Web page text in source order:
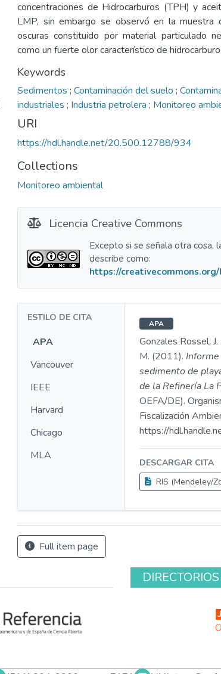
concentraciones de Hidrocarburos (TPH) y
LMP, sin embargo se observó en la muestra
oscuras constituido por material particulado
como un fuerte olor característico de
Keywords
Sedimentos ; Contaminación del suelo ;
industriales ; Industria petrolera ; Monitoreo
URI
https://hdl.handle.net/20.500.12788/934
Collections
Monitoreo ambiental
Licencia Creative Commons
Excepto si se señala otra cosa,
describe como:
https://
ESTILO DE CITA
APA
Vancouver
IEEE
Harvard
Chicago
MLA
APA
Gonzales Rossel,
M. (2011).
sedimento de
de la Refinería La
OEFA/DE).
Fiscalización
https://
DESCARGAR CITA
RIS (Mendeley/
Full item page
DIRECTORIOS